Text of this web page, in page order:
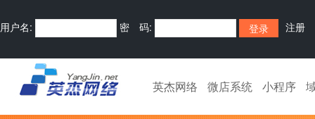
用户名: 密 码: 注册
英杰网络 微店系统 小程序